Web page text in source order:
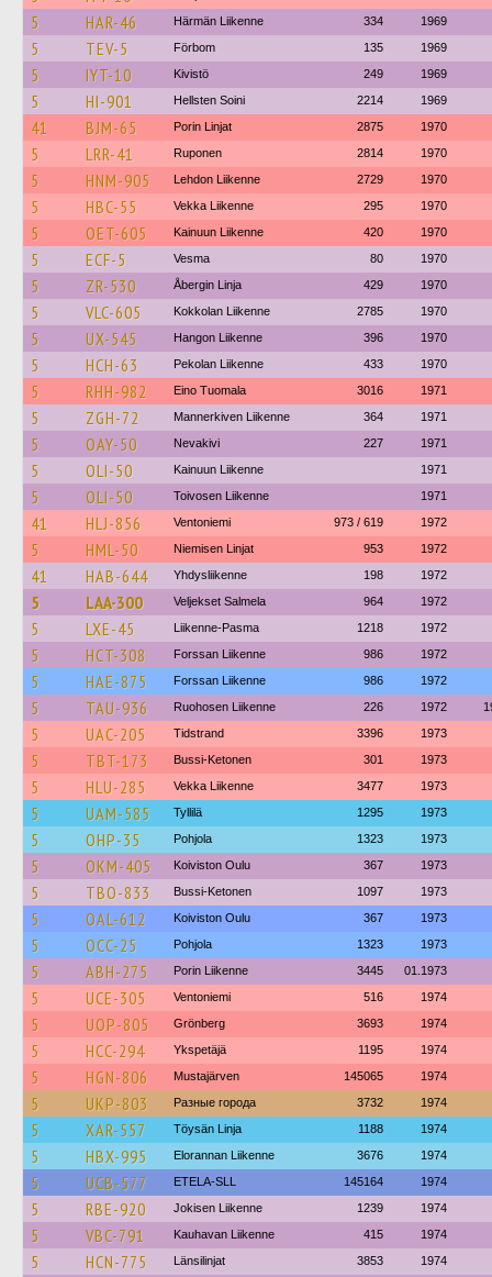
5 HAR-46 Härmän Liikenne 334 1969
5 TEV-5 Förbom 135 1969
5 IYT-10 Kivistö 249 1969
5 HI-901 Hellsten Soini 2214 1969
41 BJM-65 Porin Linjat 2875 1970
5 LRR-41 Ruponen 2814 1970
5 HNM-905 Lehdon Liikenne 2729 1970
5 HBC-55 Vekka Liikenne 295 1970
5 OET-605 Kainuun Liikenne 420 1970
5 ECF-5 Vesma 80 1970
5 ZR-530 Åbergin Linja 429 1970
5 VLC-605 Kokkolan Liikenne 2785 1970
5 UX-545 Hangon Liikenne 396 1970
5 HCH-63 Pekolan Liikenne 433 1970
5 RHH-982 Eino Tuomala 3016 1971
5 ZGH-72 Mannerkiven Liikenne 364 1971
5 OAY-50 Nevakivi 227 1971
5 OLI-50 Kainuun Liikenne 1971
5 OLI-50 Toivosen Liikenne 1971
41 HLJ-856 Ventoniemi 973 / 619 1972
5 HML-50 Niemisen Linjat 953 1972
41 HAB-644 Yhdysliikenne 198 1972
5 LAA-300 Veljekset Salmela 964 1972
5 LXE-45 Liikenne-Pasma 1218 1972
5 HCT-308 Forssan Liikenne 986 1972
5 HAE-875 Forssan Liikenne 986 1972
5 TAU-936 Ruohosen Liikenne 226 1972
5 UAC-205 Tidstrand 3396 1973
5 TBT-173 Bussi-Ketonen 301 1973
5 HLU-285 Vekka Liikenne 3477 1973
5 UAM-585 Tyllilä 1295 1973
5 OHP-35 Pohjola 1323 1973
5 OKM-405 Koiviston Oulu 367 1973
5 TBO-833 Bussi-Ketonen 1097 1973
5 OAL-612 Koiviston Oulu 367 1973
5 OCC-25 Pohjola 1323 1973
5 ABH-275 Porin Liikenne 3445 01.1973
5 UCE-305 Ventoniemi 516 1974
5 UOP-805 Grönberg 3693 1974
5 HCC-294 Ykspetäjä 1195 1974
5 HGN-806 Mustajärven 145065 1974
5 UKP-803 Разные города 3732 1974
5 XAR-557 Töysän Linja 1188 1974
5 HBX-995 Elorannan Liikenne 3676 1974
5 UCB-577 ETELA-SLL 145164 1974
5 RBE-920 Jokisen Liikenne 1239 1974
5 VBC-791 Kauhavan Liikenne 415 1974
5 HCN-775 Länsilinjat 3853 1974